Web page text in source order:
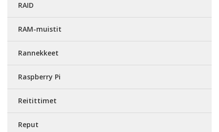
RAID
RAM-muistit
Rannekkeet
Raspberry Pi
Reitittimet
Reput